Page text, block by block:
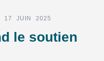
17 JUIN 2025
le soutien